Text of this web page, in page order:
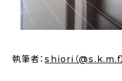
キッチン
執筆者：shiori（@s.k.m.f